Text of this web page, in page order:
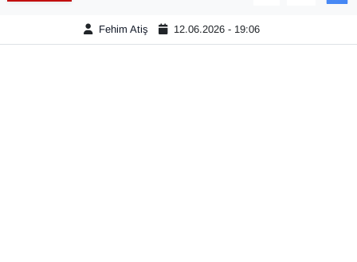
Fehim Atiş 12.06.2026 - 19:06
En çok konuşulanlar